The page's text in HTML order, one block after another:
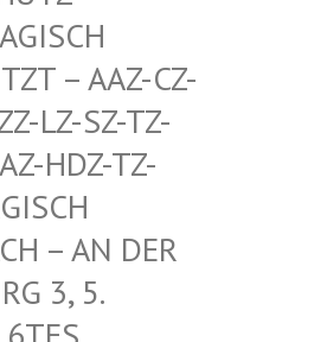
CZ-DZ-AAZ
TZ-VZ-OZ-
TZ-AAZ BE
WALLBU